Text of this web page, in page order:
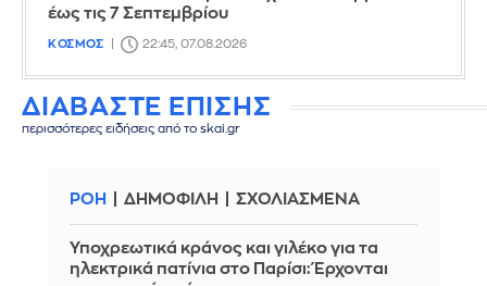
έως τις 7 Σεπτεμβρίου
ΚΟΣΜΟΣ 22:45, 07.08.2026
ΔΙΑΒΑΣΤΕ ΕΠΙΣΗΣ
περισσότερες ειδήσεις από το skai.gr
ΡΟΗ ΔΗΜΟΦΙΛΗ ΣΧΟΛΙΑΣΜΕΝΑ
Υποχρεωτικά κράνος και γιλέκο για τα
ηλεκτρικά πατίνια στο Παρίσι: Έρχονται